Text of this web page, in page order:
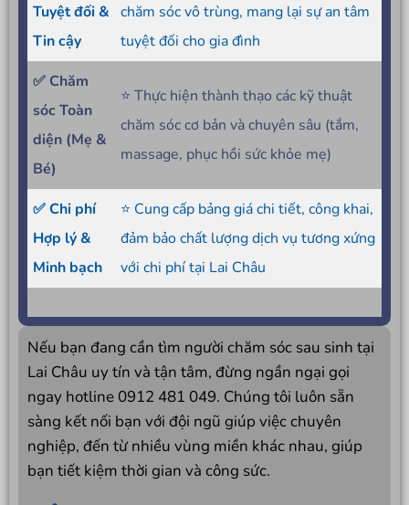
Tuyệt đối &
Tin cậy
chăm sóc vô trùng, mang lại sự an tâm
tuyệt đối cho gia đình
✅ Chăm
sóc Toàn
diện (Mẹ &
Bé)
⭐ Thực hiện thành thạo các kỹ thuật
chăm sóc cơ bản và chuyên sâu (tắm,
massage, phục hồi sức khỏe mẹ)
✅ Chi phí
Hợp lý &
Minh bạch
⭐ Cung cấp bảng giá chi tiết, công khai,
đảm bảo chất lượng dịch vụ tương xứng
với chi phí tại Lai Châu
Nếu bạn đang cần tìm người chăm sóc sau sinh tại
Lai Châu uy tín và tận tâm, đừng ngần ngại gọi
ngay hotline 0912 481 049. Chúng tôi luôn sẵn
sàng kết nối bạn với đội ngũ giúp việc chuyên
nghiệp, đến từ nhiều vùng miền khác nhau, giúp
bạn tiết kiệm thời gian và công sức.